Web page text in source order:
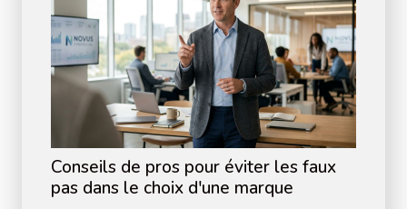
Conseils de pros pour éviter les faux
pas dans le choix d'une marque